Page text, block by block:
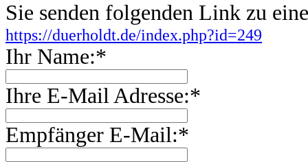
Sie senden folgenden Link zu
https://duerholdt.de/index.php?id=249
Ihr Name:*
Ihre E-Mail Adresse:*
Empfänger E-Mail:*